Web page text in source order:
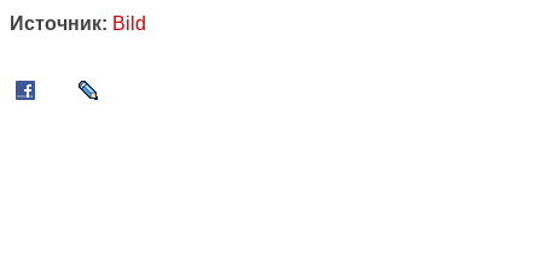
Источник: Bild